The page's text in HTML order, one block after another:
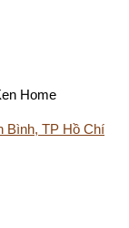
Home
Bình, TP Hồ Chí